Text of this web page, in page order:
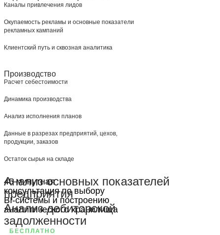
45 минутная
консультация по выбору
BI-системы и построению
аналитического хранилища
БЕСПЛАТНО
Каналы привлечения лидов
Окупаемость рекламы и основные показатели
рекламных кампаний
Клиентский путь и сквозная аналитика
Производство
Расчет себестоимости
Динамика производства
Анализ исполнения планов
Данные в разрезах предприятий, цехов,
продукции, заказов
Остаток сырья на складе
Анализ основных показателей
предприятия
Анализ дебиторской
задолженности